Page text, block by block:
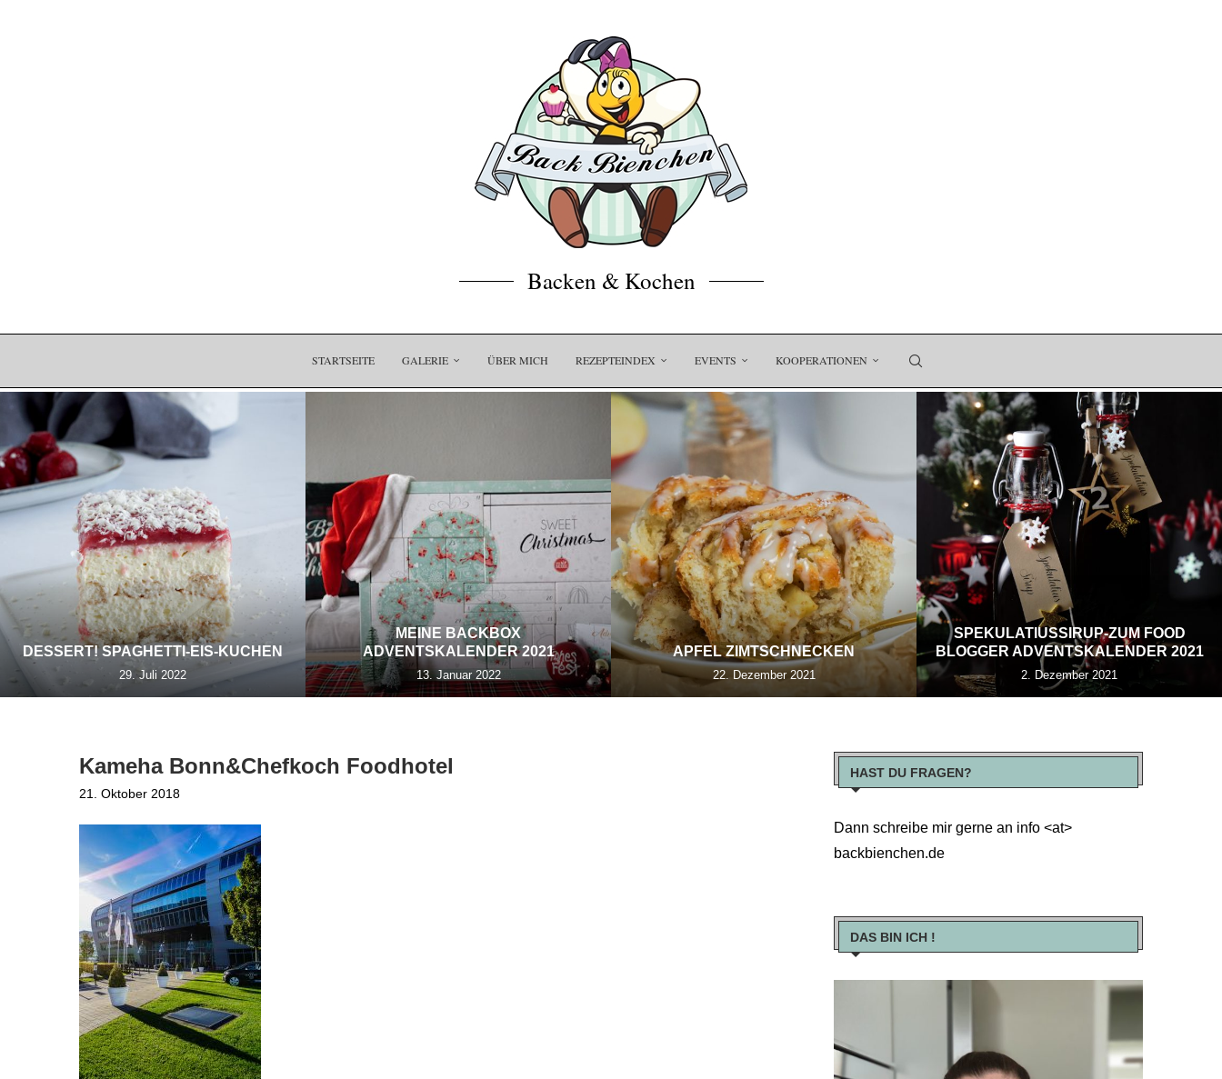
Backen & Kochen
STARTSEITE GALERIE ÜBER MICH REZEPTEINDEX EVENTS KOOPERATIONEN
DESSERT! SPAGHETTI-EIS-KUCHEN
29. Juli 2022
MEINE BACKBOX
ADVENTSKALENDER 2021
13. Januar 2022
APFEL ZIMTSCHNECKEN
22. Dezember 2021
SPEKULATIUSSIRUP-ZUM FOOD
BLOGGER ADVENTSKALENDER 2021
2. Dezember 2021
Kameha Bonn&Chefkoch Foodhotel
21. Oktober 2018
HAST DU FRAGEN?
Dann schreibe mir gerne an info <at>
backbienchen.de
DAS BIN ICH !